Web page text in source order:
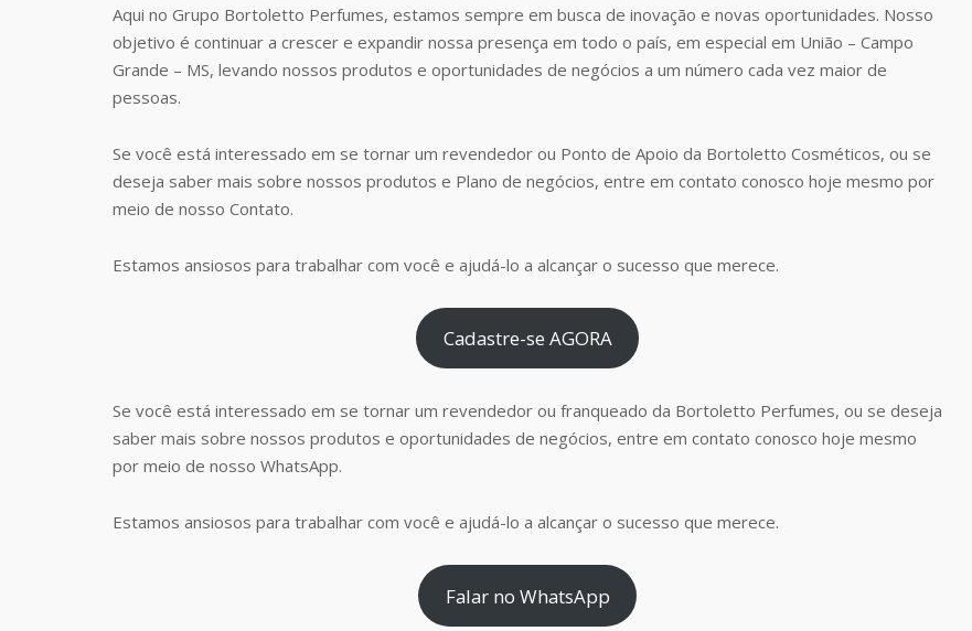
Aqui no Grupo Bortoletto Perfumes, estamos sempre em busca de inovação e novas oportunidades. Nosso
objetivo é continuar a crescer e expandir nossa presença em todo o país, em especial em União – Campo
Grande – MS, levando nossos produtos e oportunidades de negócios a um número cada vez maior de
pessoas.
Se você está interessado em se tornar um revendedor ou Ponto de Apoio da Bortoletto Cosméticos, ou se
deseja saber mais sobre nossos produtos e Plano de negócios, entre em contato conosco hoje mesmo por
meio de nosso Contato.
Estamos ansiosos para trabalhar com você e ajudá-lo a alcançar o sucesso que merece.
Cadastre-se AGORA
Se você está interessado em se tornar um revendedor ou franqueado da Bortoletto Perfumes, ou se deseja
saber mais sobre nossos produtos e oportunidades de negócios, entre em contato conosco hoje mesmo
por meio de nosso WhatsApp.
Estamos ansiosos para trabalhar com você e ajudá-lo a alcançar o sucesso que merece.
Falar no WhatsApp